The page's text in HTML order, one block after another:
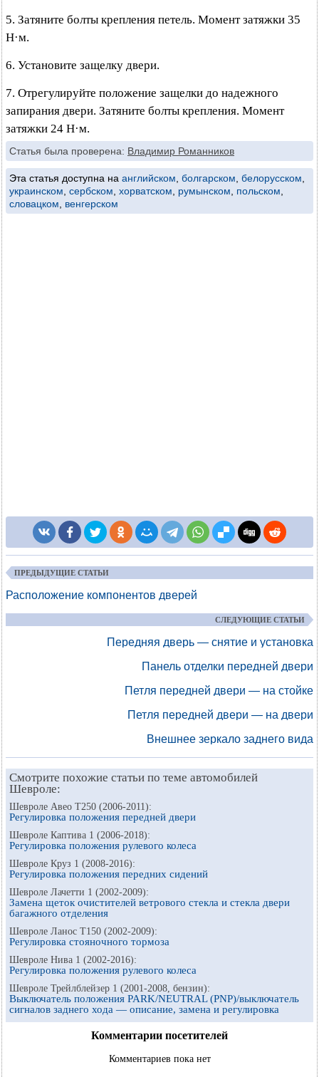
5. Затяните болты крепления петель. Момент затяжки 35
Н·м.
6. Установите защелку двери.
7. Отрегулируйте положение защелки до надежного
запирания двери. Затяните болты крепления. Момент
затяжки 24 Н·м.
Статья была проверена: Владимир Романников
Эта статья доступна на английском болгарском белорусском
украинском сербском хорватском румынском польском
словацком
венгерском
ПРЕДЫДУЩИЕ СТАТЬИ
Расположение компонентов дверей
СЛЕДУЮЩИЕ СТАТЬИ
Передняя дверь — снятие и установка
Панель отделки передней двери
Петля передней двери — на стойке
Петля передней двери — на двери
Внешнее зеркало заднего вида
Смотрите похожие статьи по теме автомобилей
Шевроле:
Шевроле Авео Т250 (2006-2011):
Регулировка положения передней двери
Шевроле Каптива 1 (2006-2018):
Регулировка положения рулевого колеса
Шевроле Круз 1 (2008-2016):
Регулировка положения передних сидений
Шевроле Лачетти 1 (2002-2009):
Замена щеток очистителей ветрового стекла и стекла двери
багажного отделения
Шевроле Ланос Т150 (2002-2009):
Регулировка стояночного тормоза
Шевроле Нива 1 (2002-2016):
Регулировка положения рулевого колеса
Шевроле Трейлблейзер 1 (2001-2008, бензин):
Выключатель положения PARK/NEUTRAL (PNP)/выключатель
сигналов заднего хода — описание, замена и регулировка
Комментарии посетителей
Комментариев пока нет